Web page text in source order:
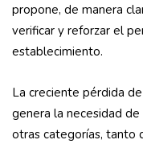
propone, de manera
verificar y reforzar el
establecimiento.
La creciente pérdida
genera la necesidad
otras categorías, tanto